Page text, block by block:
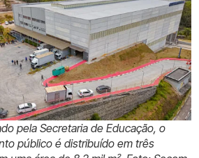
pela Secretaria de Educação, o
público é distribuído em três